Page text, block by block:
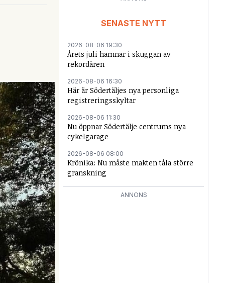
SENASTE NYTT
2026-08-06 19:30
Årets juli hamnar i skuggan av
rekordåren
2026-08-06 16:30
Här är Södertäljes nya personliga
registreringsskyltar
2026-08-06 11:30
Nu öppnar Södertälje centrums nya
cykelgarage
2026-08-06 08:00
Krönika: Nu måste makten tåla större
granskning
ANNONS